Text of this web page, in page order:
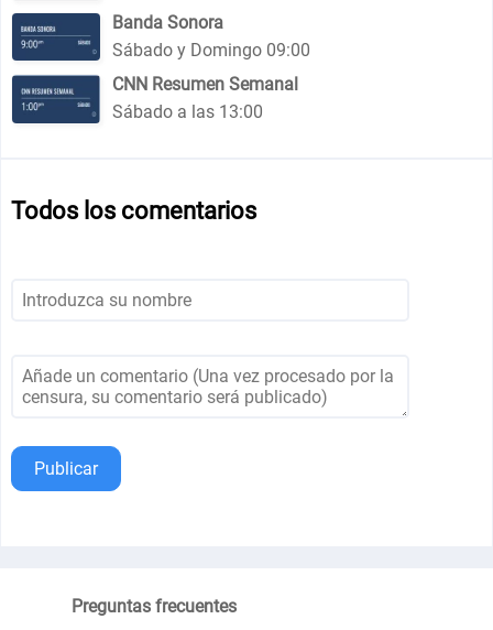
Banda Sonora
Sábado y Domingo 09:00
CNN Resumen Semanal
Sábado a las 13:00
Todos los comentarios
Publicar
Preguntas frecuentes